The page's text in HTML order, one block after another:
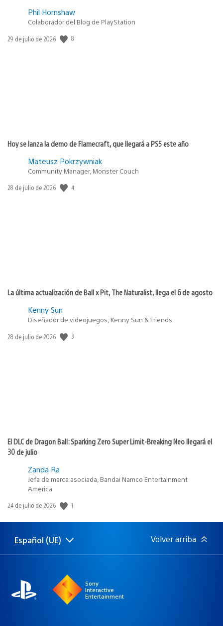
Phil Hornshaw
Colaborador del Blog de PlayStation
Fecha
29 de julio de 2026 8
Hoy se lanza la demo de Flamecraft, que llegará a PS5 este año
Mateusz Pokrzywniak
Community Manager, Monster Couch
Fecha
28 de julio de 2026 4
La última actualización de Ball x Pit, The Naturalist, llega el 6 de agosto
Kenny Sun
Diseñador de videojuegos, Kenny Sun & Friends
Fecha
28 de julio de 2026 3
El DLC de Dragon Ball: Sparking Zero Super Limit-Breaking Neo llegará el
30 de julio
Zanda Ra
Jefa de marca asociada, Bandai Namco Entertainment
America
Fecha
publicación:
24 de julio de 2026 1
Selecciona
una
Región
actual:
Español (UE) Volver arriba
Sony
Interactive
Entertainment